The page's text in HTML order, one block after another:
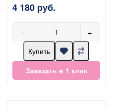
4 180 руб.
- +
Купить
Заказать в 1 клик